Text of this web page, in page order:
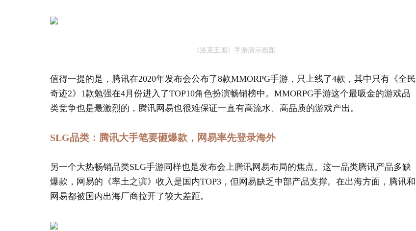
《洛克王国》手游演示画面
值得一提的是，腾讯在2020年发布会公布了8款MMORPG手游，只上线了4款，其中只有《全民
奇迹2》1款勉强在4月份进入了TOP10角色扮演畅销榜中。MMORPG手游这个最吸金的游戏品
类竞争也是最激烈的，腾讯网易也很难保证一直有高流水、高品质的游戏产出。
SLG品类：腾讯大手笔要砸爆款，网易率先登录海外
另一个大热畅销品类SLG手游同样也是发布会上腾讯网易布局的焦点。这一品类腾讯产品多缺
爆款，网易的《率土之滨》收入是国内TOP3，但网易缺乏中部产品支撑。在出海方面，腾讯和
网易都被国内出海厂商拉开了较大差距。